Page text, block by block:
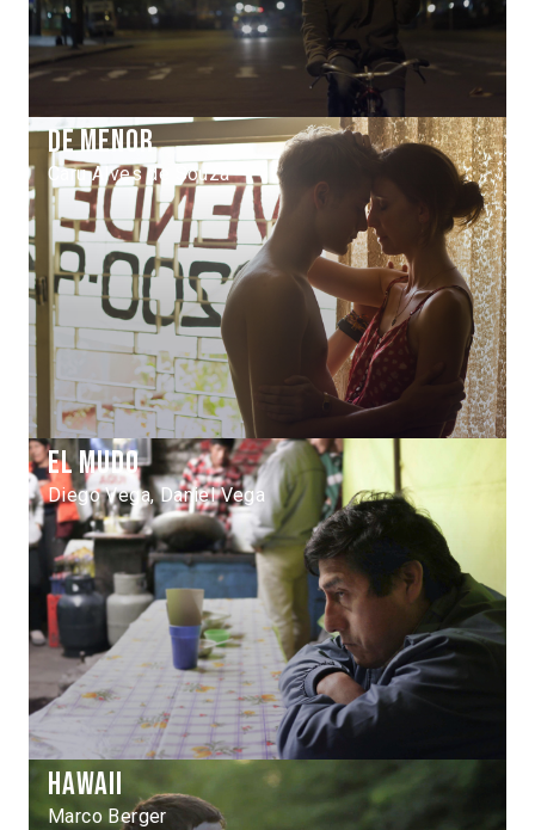
De menor
Caru Alves de Souza
El Mudo
Diego Vega, Daniel Vega
Hawaii
Marco Berger